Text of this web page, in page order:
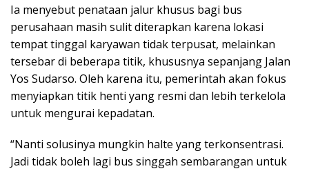
Ia menyebut penataan jalur khusus bagi bus
perusahaan masih sulit diterapkan karena lokasi
tempat tinggal karyawan tidak terpusat, melainkan
tersebar di beberapa titik, khususnya sepanjang Jalan
Yos Sudarso. Oleh karena itu, pemerintah akan fokus
menyiapkan titik henti yang resmi dan lebih terkelola
untuk mengurai kepadatan.
“Nanti solusinya mungkin halte yang terkonsentrasi.
Jadi tidak boleh lagi bus singgah sembarangan untuk